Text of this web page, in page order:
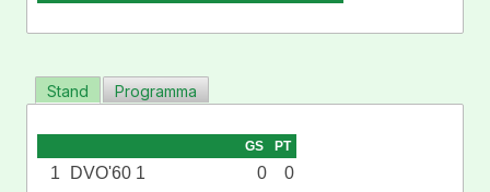
Stand Programma
GS PT
1 DVO'60 1 0 0